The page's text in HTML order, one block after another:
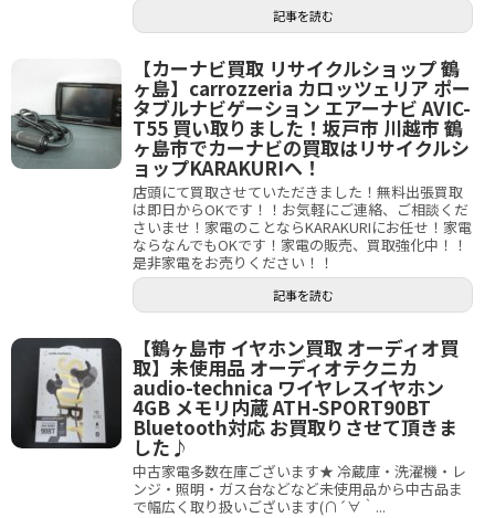
記事を読む
【カーナビ買取 リサイクルショップ 鶴
ヶ島】carrozzeria カロッツェリア ポー
タブルナビゲーション エアーナビ AVIC-
T55 買い取りました！坂戸市 川越市 鶴
ヶ島市でカーナビの買取はリサイクルシ
ョップKARAKURIへ！
店頭にて買取させていただきました！無料出張買取
は即日からOKです！！お気軽にご連絡、ご相談くだ
さいませ！家電のことならKARAKURIにお任せ！家電
ならなんでもOKです！家電の販売、買取強化中！！
是非家電をお売りください！！
記事を読む
【鶴ヶ島市 イヤホン買取 オーディオ買
取】未使用品 オーディオテクニカ
audio-technica ワイヤレスイヤホン
4GB メモリ内蔵 ATH-SPORT90BT
Bluetooth対応 お買取りさせて頂きま
した♪
中古家電多数在庫ございます★ 冷蔵庫・洗濯機・レ
ンジ・照明・ガス台などなど未使用品から中古品ま
で幅広く取り扱いございます(∩´∀｀...